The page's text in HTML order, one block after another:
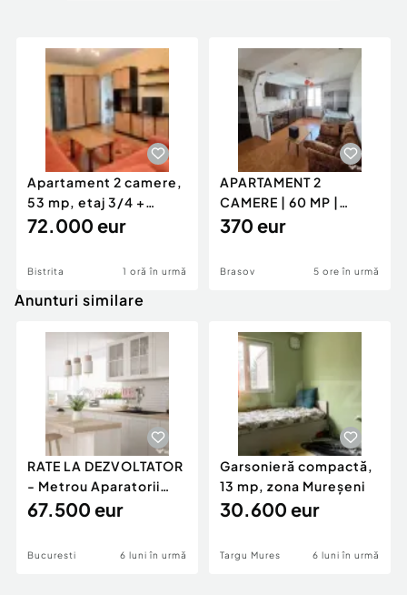
Apartament 2 camere,
53 mp, etaj 3/4 +
parcare acoperită |
72.000 eur
Bistrita 1 oră în urmă
APARTAMENT 2
CAMERE | 60 MP |
GENERAL MOCIULSCHI
370 eur
Brasov 5 ore în urmă
Anunturi similare
RATE LA DEZVOLTATOR
- Metrou Aparatorii
Patriei -
67.500 eur
Bucuresti 6 luni în urmă
Garsonieră compactă,
13 mp, zona Mureșeni
30.600 eur
Targu Mures 6 luni în urmă